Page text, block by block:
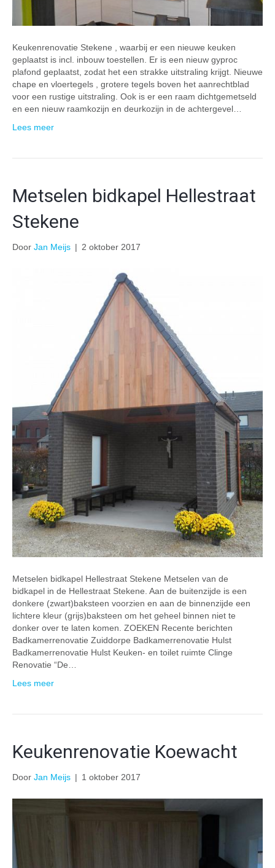
Keukenrenovatie Stekene , waarbij er een nieuwe keuken
geplaatst is incl. inbouw toestellen. Er is een nieuw gyproc
plafond geplaatst, zodat het een strakke uitstraling krijgt. Nieuwe
chape en vloertegels , grotere tegels boven het aanrechtblad
voor een rustige uitstraling. Ook is er een raam dichtgemetseld
en een nieuw raamkozijn en deurkozijn in de achtergevel…
Lees meer
Metselen bidkapel Hellestraat
Stekene
Door Jan Meijs | 2 oktober 2017
Metselen bidkapel Hellestraat Stekene Metselen van de
bidkapel in de Hellestraat Stekene. Aan de buitenzijde is een
donkere (zwart)baksteen voorzien en aan de binnenzijde een
lichtere kleur (grijs)baksteen om het geheel binnen niet te
donker over te laten komen. ZOEKEN Recente berichten
Badkamerrenovatie Zuiddorpe Badkamerrenovatie Hulst
Badkamerrenovatie Hulst Keuken- en toilet ruimte Clinge
Renovatie “De…
Lees meer
Keukenrenovatie Koewacht
Door Jan Meijs | 1 oktober 2017